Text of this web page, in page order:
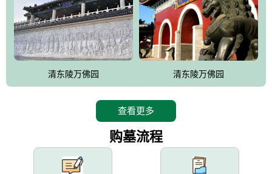
的地形优势，打造现代艺术园林，建设旅游景观、寺庙、酒店等综
合服务设施，服务于陵园经营，使企业的多元化经营项目相互依
托、相互促进，园区绿化覆盖率达90%。
设计建造各种墓地墓位3万个；主体建筑金宝塔，墓位容量8万个，
能适应不同消费阶层的需求，为客户提供墓碑设计制作服务、特色
清东陵万佛园 清东陵万佛园
查看更多
购墓流程